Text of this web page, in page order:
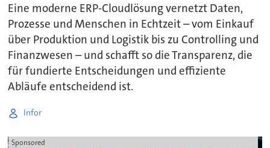
Eine moderne ERP-Cloudlösung vernetzt Daten,
Prozesse und Menschen in Echtzeit – vom Einkauf
über Produktion und Logistik bis zu Controlling und
Finanzwesen – und schafft so die Transparenz, die
für fundierte Entscheidungen und effiziente
Abläufe entscheidend ist.
Infor
Sponsored